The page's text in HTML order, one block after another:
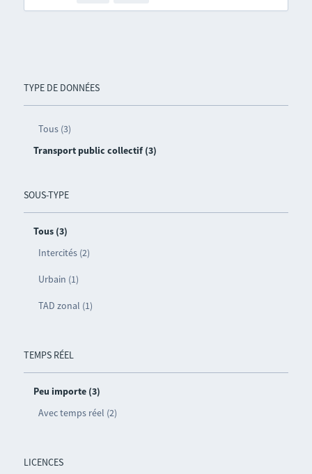
TYPE DE DONNÉES
Tous (3)
Transport public collectif (3)
SOUS-TYPE
Tous (3)
Intercités (2)
Urbain (1)
TAD zonal (1)
TEMPS RÉEL
Peu importe (3)
Avec temps réel (2)
LICENCES